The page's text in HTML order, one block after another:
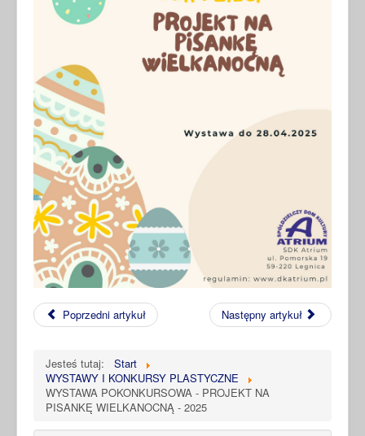
Poprzedni artykuł Następny artykuł
Jesteś tutaj:
Start
WYSTAWY I KONKURSY PLASTYCZNE
WYSTAWA POKONKURSOWA - PROJEKT NA
PISANKĘ WIELKANOCNĄ - 2025